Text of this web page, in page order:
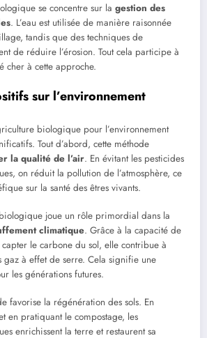
se concentre sur la gestion des
. L’eau est utilisée de manière raisonnée
tandis que des techniques de
de réduire l’érosion. Tout cela participe à
cher à cette approche.
sur l’environnement
biologique pour l’environnement
Tout d’abord, cette méthode
la qualité de l’air. En évitant les pesticides
on réduit la pollution de l’atmosphère, ce
sur la santé des êtres vivants.
joue un rôle primordial dans la
climatique. Grâce à la capacité de
le carbone du sol, elle contribue à
gaz à effet de serre. Cela signifie une
les générations futures.
favorise la régénération des sols. En
en pratiquant le compostage, les
enrichissent la terre et restaurent sa